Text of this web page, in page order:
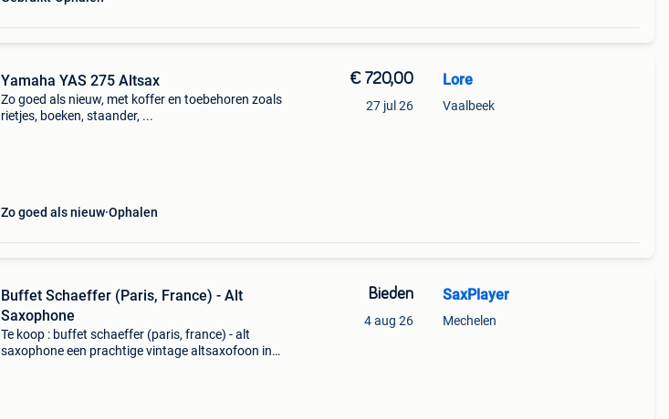
Yamaha YAS 275 Altsax
Zo goed als nieuw, met koffer en toebehoren zoals
rietjes, boeken, staander, ...
Zo goed als nieuw Ophalen
€ 720,00
27 jul 26
Lore
Vaalbeek
Buffet Schaeffer (Paris, France) - Alt
Saxophone
Te koop : buffet schaeffer (paris, france) - alt
saxophone een prachtige vintage altsaxofoon in
Bieden
4 aug 26
SaxPlayer
Mechelen